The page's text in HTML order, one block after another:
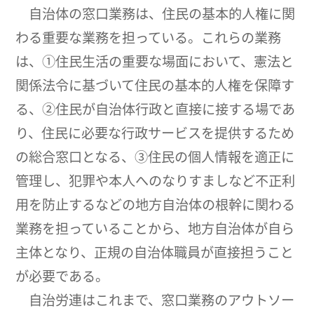
自治体の窓口業務は、住民の基本的人権に関
わる重要な業務を担っている。これらの業務
は、①住民生活の重要な場面において、憲法と
関係法令に基づいて住民の基本的人権を保障す
る、②住民が自治体行政と直接に接する場であ
り、住民に必要な行政サービスを提供するため
の総合窓口となる、③住民の個人情報を適正に
管理し、犯罪や本人へのなりすましなど不正利
用を防止するなどの地方自治体の根幹に関わる
業務を担っていることから、地方自治体が自ら
主体となり、正規の自治体職員が直接担うこと
が必要である。
自治労連はこれまで、窓口業務のアウトソー